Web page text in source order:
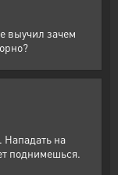
выучил зачем
Нападать на
поднимешься.